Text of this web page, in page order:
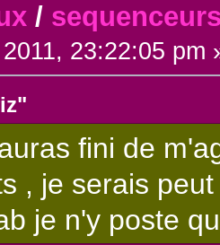
/
23:22:05 pm
fini de
, je serais
je n'y poste